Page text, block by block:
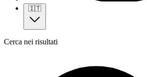
🇮🇹
Cerca nei risultati